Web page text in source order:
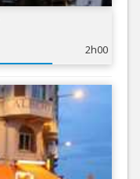
2h00